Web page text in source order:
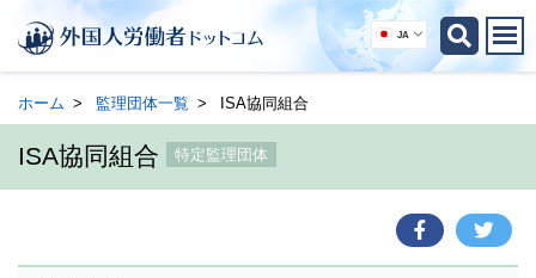
JA
ホーム 監理団体一覧 ISA協同組合
ISA協同組合 特定監理団体